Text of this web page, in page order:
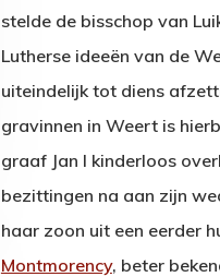
stelde de bisschop van
Lutherse ideeën van de
uiteindelijk tot diens
gravinnen in Weert is
graaf Jan I kinderloos
bezittingen na aan zijn
haar zoon uit een eerder
Montmorency, beter